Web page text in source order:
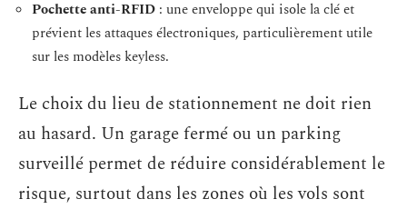
Pochette anti-RFID : une enveloppe qui isole la clé et
prévient les attaques électroniques, particulièrement utile
sur les modèles keyless.
Le choix du lieu de stationnement ne doit rien
au hasard. Un garage fermé ou un parking
surveillé permet de réduire considérablement le
risque, surtout dans les zones où les vols sont